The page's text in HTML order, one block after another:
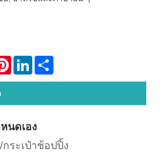
PinterestLinkedIn
นดเอง
ระเป๋าช้อปปิ้ง